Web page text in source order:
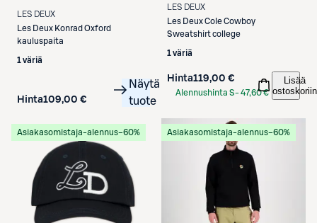
LES DEUX
Les Deux Konrad Oxford
kauluspaita
1 väriä
Hinta109,00 €
Näytä
tuote
LES DEUX
Les DeuxCole Cowboy
Sweatshirt college
1 väriä
Hinta119,00 €
Alennushinta S-47,60 €
Lisää
ostoskoriin
Asiakasomistaja-alennus−60% Asiakasomistaja-alennus−60%